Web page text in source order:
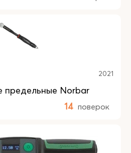
2021
предельные Norbar
14 поверок